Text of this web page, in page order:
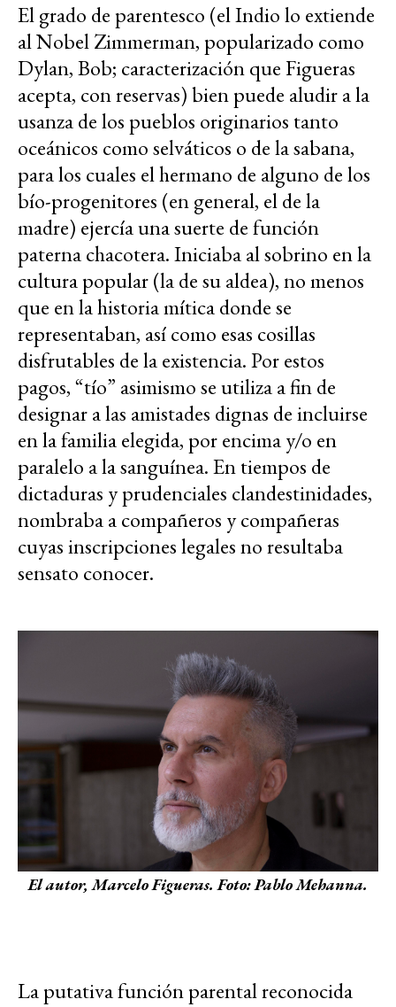
El grado de parentesco (el Indio lo extiende
al Nobel Zimmerman, popularizado como
Dylan, Bob; caracterización que Figueras
acepta, con reservas) bien puede aludir a la
usanza de los pueblos originarios tanto
oceánicos como selváticos o de la sabana,
para los cuales el hermano de alguno de los
bío-progenitores (en general, el de la
madre) ejercía una suerte de función
paterna chacotera. Iniciaba al sobrino en la
cultura popular (la de su aldea), no menos
que en la historia mítica donde se
representaban, así como esas cosillas
disfrutables de la existencia. Por estos
pagos, “tío” asimismo se utiliza a fin de
designar a las amistades dignas de incluirse
en la familia elegida, por encima y/o en
paralelo a la sanguínea. En tiempos de
dictaduras y prudenciales clandestinidades,
nombraba a compañeros y compañeras
cuyas inscripciones legales no resultaba
sensato conocer.
El autor, Marcelo Figueras. Foto: Pablo Mehanna.
La putativa función parental reconocida